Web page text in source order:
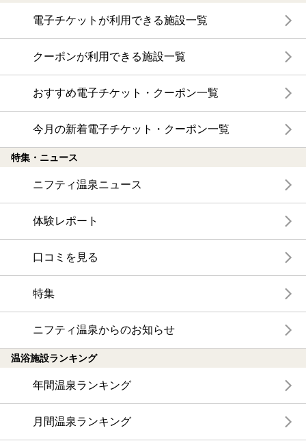
電子チケットが利用できる施設一覧
クーポンが利用できる施設一覧
おすすめ電子チケット・クーポン一覧
今月の新着電子チケット・クーポン一覧
特集・ニュース
ニフティ温泉ニュース
体験レポート
口コミを見る
特集
ニフティ温泉からのお知らせ
温浴施設ランキング
年間温泉ランキング
月間温泉ランキング